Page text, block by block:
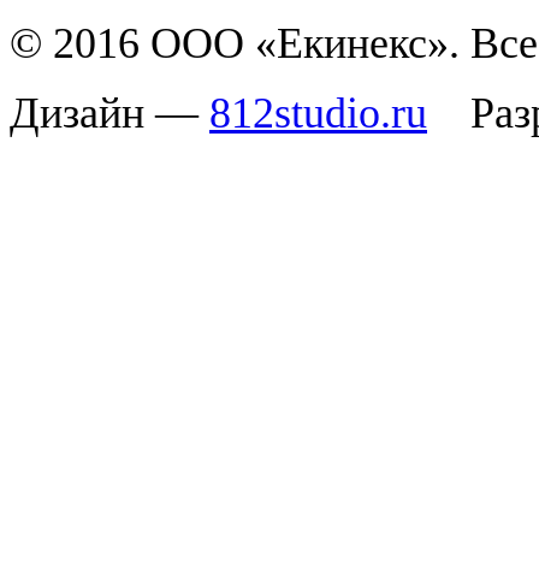
© 2016 ООО «Екинекс».
Дизайн — 812studio.ru